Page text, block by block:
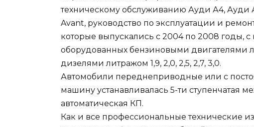
техническому обслуживанию Ауди А4, Ауди
Avant, руководство по эксплуатации и
которые выпускались с 2004 по 2008 годы,
оборудованных бензиновыми двигателями
дизелями литражом 1,9, 2,0, 2,5, 2,7, 3,0.
Автомобили переднеприводные или с
машину устанавливалась 5-ти ступенчатая
автоматическая КП.
Как и все профессиональные технические